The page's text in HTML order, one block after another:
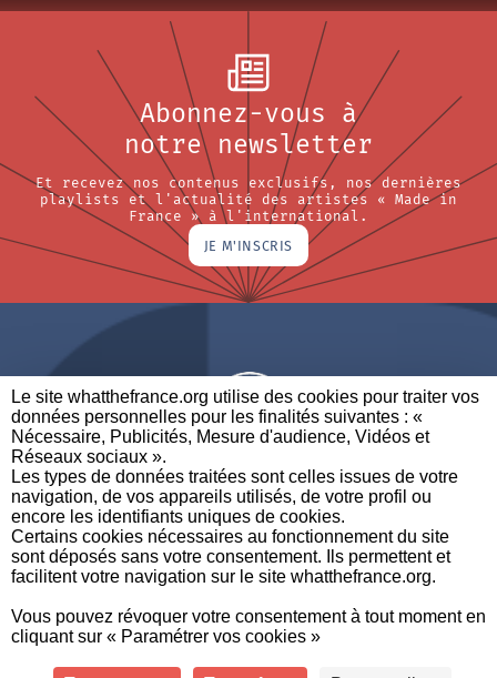
Le site whatthefrance.org utilise des cookies pour traiter vos
données personnelles pour les finalités suivantes : «
Nécessaire, Publicités, Mesure d'audience, Vidéos et
Réseaux sociaux ». ​
Les types de données traitées sont celles issues de votre
navigation, de vos appareils utilisés, de votre profil ou
encore les identifiants uniques de cookies. ​
Certains cookies nécessaires au fonctionnement du site
sont déposés sans votre consentement. Ils permettent et
facilitent votre navigation sur le site whatthefrance.org. ​
Vous pouvez révoquer votre consentement à tout moment en
cliquant sur « Paramétrer vos cookies »
Abonnez-vous à
notre newsletter
Et recevez nos contenus exclusifs, nos dernières
playlists et l'actualité des artistes « Made in
France » à l'international.
JE M'INSCRIS
A BRAND OF
PARTENAIRES CONTACTEZ-NOUS MENTIONS LÉGALES
CREDITS|À
PROPOS
|POLITIQUE DE
PROTECTION DES
|PRÉFÉRENCES DE